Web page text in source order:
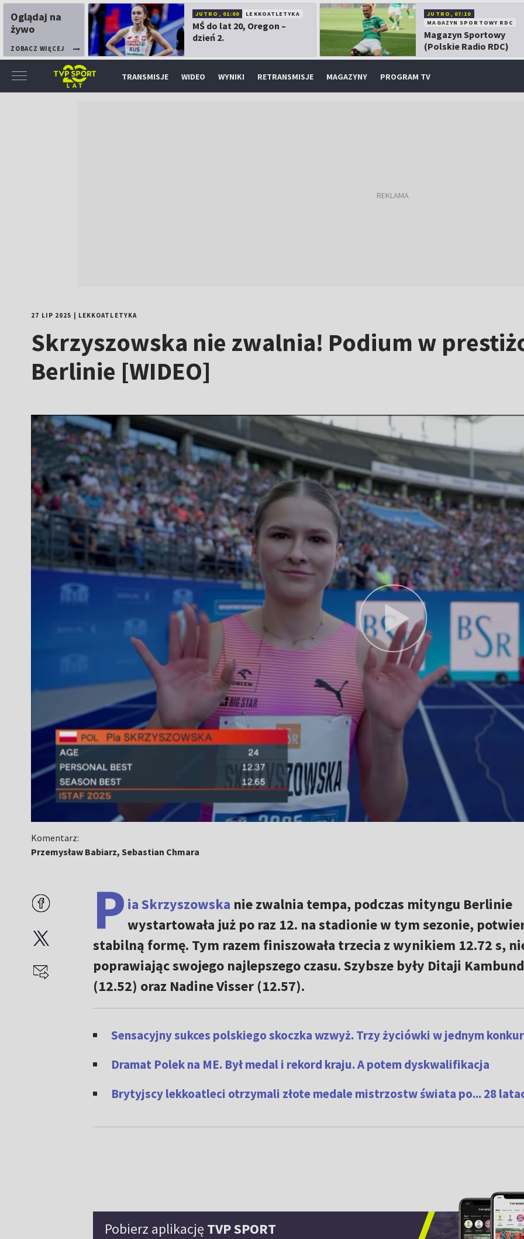
Oglądaj na
żywo
ZOBACZ WIĘCEJ
JUTRO, 01:00 LEKKOATLETYKA
MŚ do lat 20, Oregon –
dzień 2.
JUTRO, 07:10
MAGAZYN SPORTOWY RDC
Magazyn Sportowy
(Polskie Radio RDC)
TRANSMISJE WIDEO WYNIKI RETRANSMISJE MAGAZYNY PROGRAM TV
27 LIP 2025 LEKKOATLETYKA
Skrzyszowska nie zwalnia! Podium w
Berlinie [WIDEO]
Komentarz:
Przemysław Babiarz, Sebastian Chmara
P ia Skrzyszowska nie zwalnia tempa, podczas mityngu Berlinie
wystartowała już po raz 12. na stadionie w tym sezonie,
stabilną formę. Tym razem finiszowała trzecia z wynikiem 12.72 s,
poprawiając swojego najlepszego czasu. Szybsze były Ditaji
(12.52) oraz Nadine Visser (12.57).
Sensacyjny sukces polskiego skoczka wzwyż. Trzy życiówki w jednym
Dramat Polek na ME. Był medal i rekord kraju. A potem dyskwalifikacja
Brytyjscy lekkoatleci otrzymali złote medale mistrzostw świata po... 28
Pobierz aplikację TVP SPORT